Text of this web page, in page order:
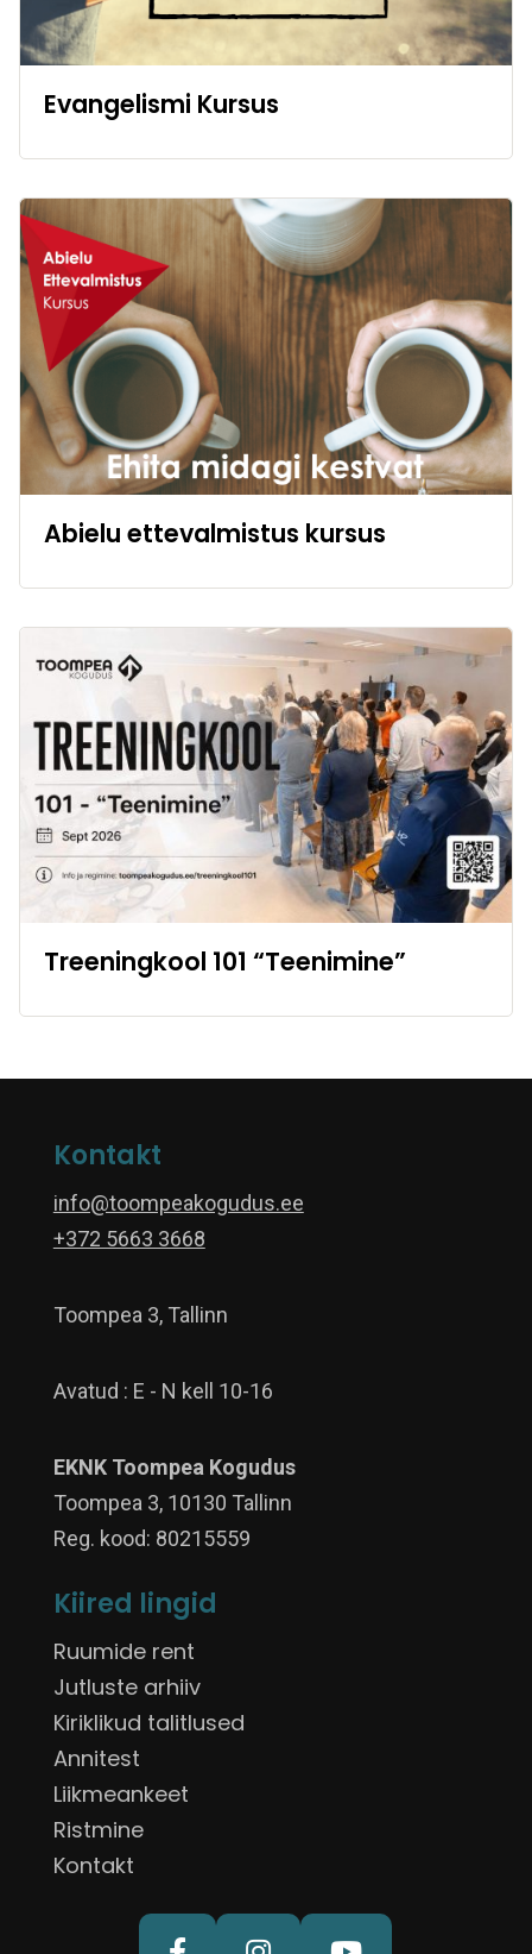
Evangelismi Kursus
Abielu ettevalmistus kursus
Treeningkool 101 “Teenimine”
Kontakt
info@toompeakogudus.ee
+372 5663 3668
Toompea 3, Tallinn
Avatud : E - N kell 10-16
EKNK Toompea Kogudus
Toompea 3, 10130 Tallinn
Reg. kood: 80215559
Kiired lingid
Ruumide rent
Jutluste arhiiv
Kiriklikud talitlused
Annitest
Liikmeankeet
Ristmine
Kontakt